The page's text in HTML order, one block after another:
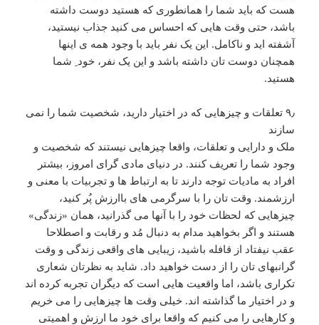
هست که باید شما را همانطوری که هستید دوست داشته
باشد، حتی وقت هایی که احساس می کنید جذاب نیستید،
آشفته اید و ناکامل. این یک نفر باید با وجود همه ی اینها
همچنان دوست تان داشته باشد و این یک نفر، خود ِ شما
هستید.
۹٫ تعلقات و چیزهایی که در اختیار دارید، شخصیت شما را نمی
سازند
ملک و دارایی و تعلقات، واقعا چیزهایی نیستند که شخصیت و
وجود شما را تعریف کنند. در دنیای مادی گرای امروز، بیشتر
افراد به مادیات توجه دارند تا به ارتباط ها و تجربیات با معنی و
ارزشمند. وقت تان را با سرگرمی های باارزش پُر کنید،
چیزهایی که لحظات خود را با آنها می گذرانید، همان «زندگی»
هستند و اگر بخواهید مدام به دنبال مُد و رقابت و اصطلاحا
عقب نیفتاد از قافله باشید، زیبایی های واقعی زندگی و وقت
گرانبهای تان را از دست خواهید داد. شاید به نظرتان شعاری
تکراری باشد، اما واقعیت هایی است که دیگران تجربه کرده اند
و در اختیار ما گذاشته اند. خیلی وقت ها چیزهایی را می خریم
و کارهایی را می کنیم که واقعا برای خود ما ارزش و اهمیتی